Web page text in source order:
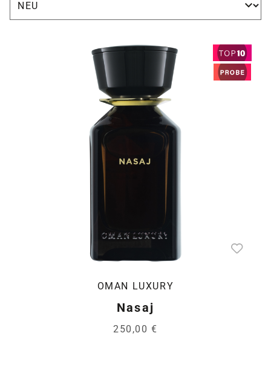
OMAN LUXURY
Nasaj
250,00 €